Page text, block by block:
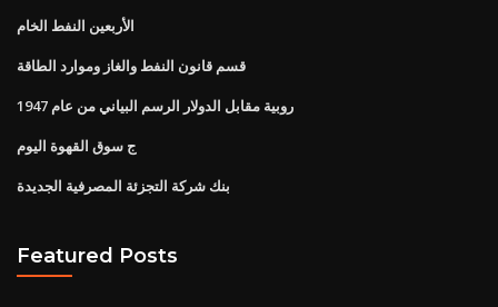
الأربعين النفط الخام
قسم قانون النفط والغاز وموارد الطاقة
روبية مقابل الدولار الرسم البياني من عام 1947
ج سوق القهوة اليوم
بنك شركة التجزئة المصرفية الجديدة
Featured Posts